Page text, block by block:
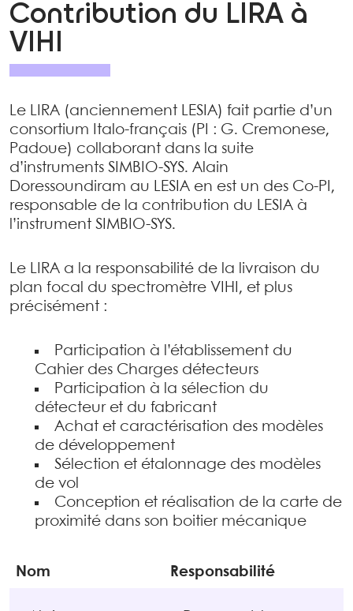
Contribution du LIRA à
VIHI
Le LIRA (anciennement LESIA) fait partie d’un
consortium Italo-français (PI : G. Cremonese,
Padoue) collaborant dans la suite
d’instruments SIMBIO-SYS. Alain
Doressoundiram au LESIA en est un des Co-PI,
responsable de la contribution du LESIA à
l’instrument SIMBIO-SYS.
Le LIRA a la responsabilité de la livraison du
plan focal du spectromètre VIHI, et plus
précisément :
Participation à l’établissement du
Cahier des Charges détecteurs
Participation à la sélection du
détecteur et du fabricant
Achat et caractérisation des modèles
de développement
Sélection et étalonnage des modèles
de vol
Conception et réalisation de la carte de
proximité dans son boitier mécanique
Nom Responsabilité